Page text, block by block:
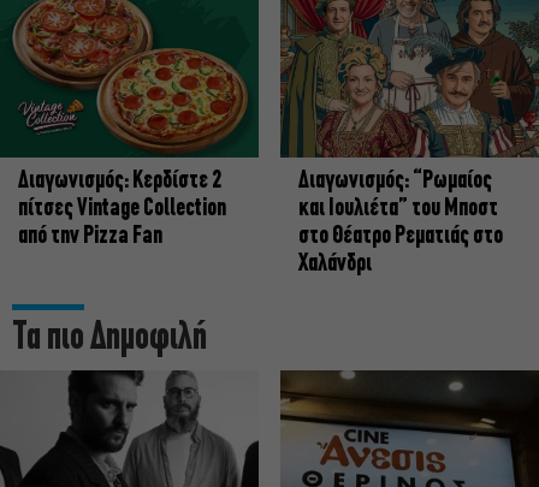
Διαγωνισμός: Κερδίστε 2
πίτσες Vintage Collection
από την Pizza Fan
Διαγωνισμός: “Ρωμαίος
και Ιουλιέτα” του Μποστ
στο Θέατρο Ρεματιάς στο
Χαλάνδρι
Τα πιο Δημοφιλή